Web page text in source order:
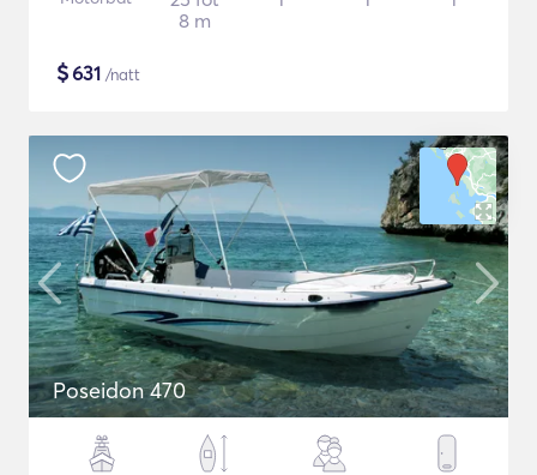
8 m
$631 /natt
Poseidon 470